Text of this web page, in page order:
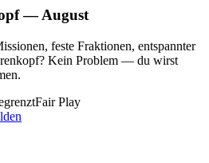
— August
feste Fraktionen, entspannter
Kein Problem — du wirst
Fair Play